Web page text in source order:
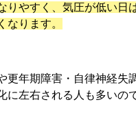
りやすく、気圧が低い日
なります。
更年期障害・自律神経失
に左右される人も多いの